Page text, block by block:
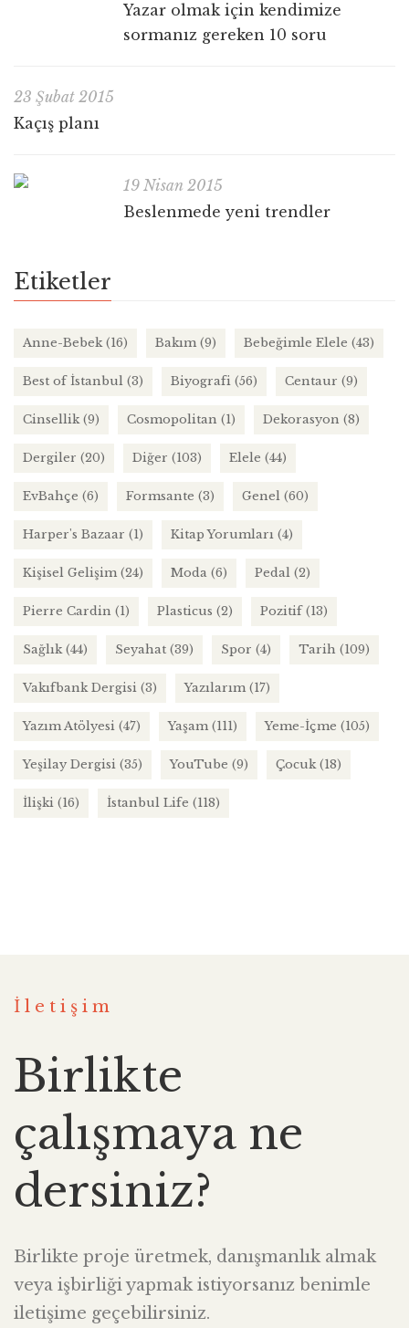
Yazar olmak için kendimize
sormanız gereken 10 soru
23 Şubat 2015
Kaçış planı
19 Nisan 2015
Beslenmede yeni trendler
Etiketler
Anne-Bebek(16) Bakım (9) Bebeğimle Elele (43)
Best of İstanbul (3) Biyografi (56) Centaur (9)
Cinsellik(9) Cosmopolitan (1) Dekorasyon (8)
Dergiler (20) Diğer (103) Elele (44)
EvBahçe (6) Formsante (3) Genel (60)
Harper's Bazaar (1) Kitap Yorumları (4)
Kişisel Gelişim (24) Moda (6) Pedal (2)
Pierre Cardin (1) Plasticus (2) Pozitif(13)
Sağlık(44) Seyahat (39) Spor (4) Tarih (109)
Vakıfbank Dergisi (3) Yazılarım (17)
Yazım Atölyesi (47) Yaşam (111) Yeme-İçme (105)
Yeşilay Dergisi (35) YouTube (9) Çocuk(18)
İlişki (16) İstanbul Life (118)
İletişim
Birlikte
çalışmaya ne
dersiniz?
Birlikte proje üretmek, danışmanlık almak
veya işbirliği yapmak istiyorsanız benimle
iletişime geçebilirsiniz.